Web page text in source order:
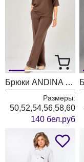
Брюки ANDINA CITY 2034-26 молочный шоколад
Размеры:
50,52,54,56,58,60
140 бел.руб